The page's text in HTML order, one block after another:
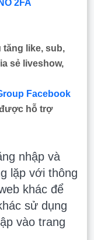
2FA
tăng like, sub,
sẻ liveshow,
Facebook
hỗ trợ
nhập và
lặp với thông
khác để
sử dụng
vào trang